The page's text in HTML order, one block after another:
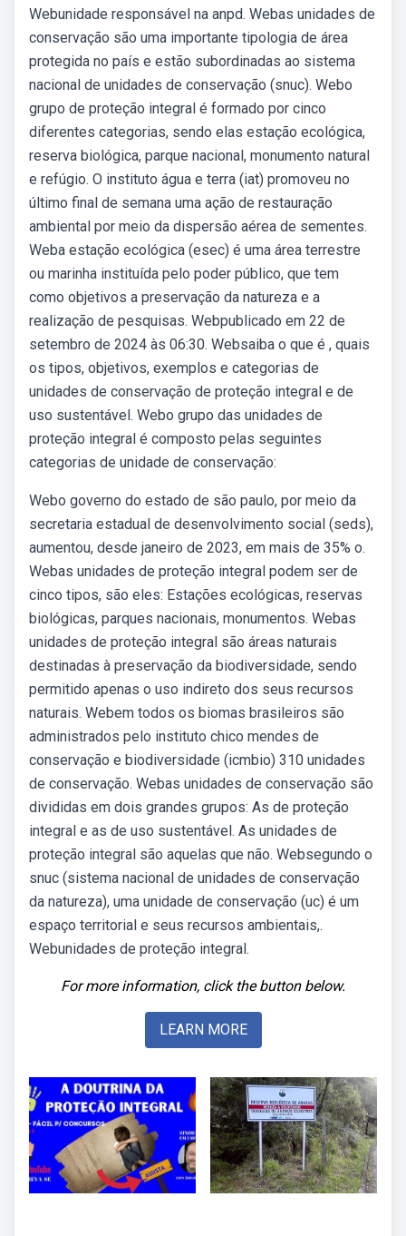
Webunidade responsável na anpd. Webas unidades de
conservação são uma importante tipologia de área
protegida no país e estão subordinadas ao sistema
nacional de unidades de conservação (snuc). Webo
grupo de proteção integral é formado por cinco
diferentes categorias, sendo elas estação ecológica,
reserva biológica, parque nacional, monumento natural
e refúgio. O instituto água e terra (iat) promoveu no
último final de semana uma ação de restauração
ambiental por meio da dispersão aérea de sementes.
Weba estação ecológica (esec) é uma área terrestre
ou marinha instituída pelo poder público, que tem
como objetivos a preservação da natureza e a
realização de pesquisas. Webpublicado em 22 de
setembro de 2024 às 06:30. Websaiba o que é , quais
os tipos, objetivos, exemplos e categorias de
unidades de conservação de proteção integral e de
uso sustentável. Webo grupo das unidades de
proteção integral é composto pelas seguintes
categorias de unidade de conservação:
Webo governo do estado de são paulo, por meio da
secretaria estadual de desenvolvimento social (seds),
aumentou, desde janeiro de 2023, em mais de 35% o.
Webas unidades de proteção integral podem ser de
cinco tipos, são eles: Estações ecológicas, reservas
biológicas, parques nacionais, monumentos. Webas
unidades de proteção integral são áreas naturais
destinadas à preservação da biodiversidade, sendo
permitido apenas o uso indireto dos seus recursos
naturais. Webem todos os biomas brasileiros são
administrados pelo instituto chico mendes de
conservação e biodiversidade (icmbio) 310 unidades
de conservação. Webas unidades de conservação são
divididas em dois grandes grupos: As de proteção
integral e as de uso sustentável. As unidades de
proteção integral são aquelas que não. Websegundo o
snuc (sistema nacional de unidades de conservação
da natureza), uma unidade de conservação (uc) é um
espaço territorial e seus recursos ambientais,.
Webunidades de proteção integral.
For more information, click the button below.
LEARN MORE